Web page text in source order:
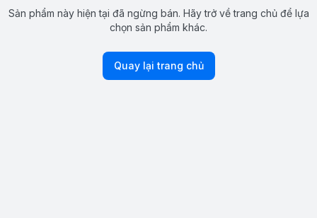
Sản phẩm này hiện tại đã ngừng bán. Hãy trở về trang chủ để lựa
chọn sản phẩm khác.
Quay lại trang chủ